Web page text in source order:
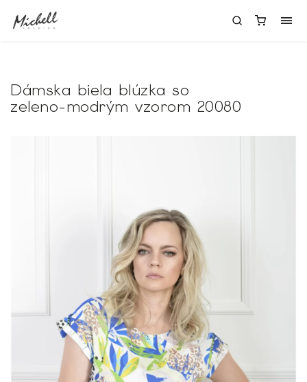
Dámska biela blúzka so
zeleno-modrým vzorom 20080